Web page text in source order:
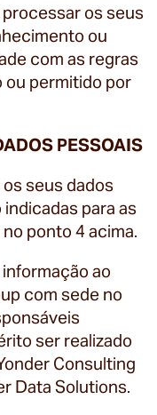
os seus
ou
com as regras
ou permitido por
PESSOAIS
seus dados
para as
ponto 4 acima.
ao
com sede no
ser realizado
Consulting
Data Solutions.